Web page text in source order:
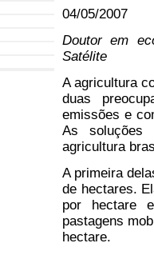
04/05/2007
Doutor em
Satélite
A agricultura
duas
emissões e
As soluções
agricultura
A primeira
de hectares.
por hectare
pastagens
hectare.